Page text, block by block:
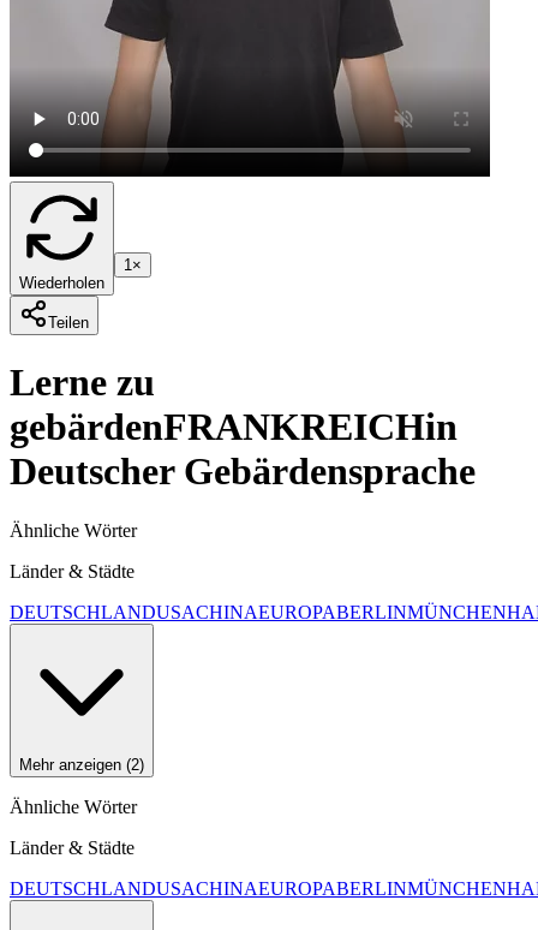
Wiederholen
1×
Teilen
Lerne zu
gebärdenFRANKREICHin
Deutscher Gebärdensprache
Ähnliche Wörter
Länder & Städte
DEUTSCHLANDUSACHINAEUROPABERLINMÜNCHEN
Mehr anzeigen (2)
Ähnliche Wörter
Länder & Städte
DEUTSCHLANDUSACHINAEUROPABERLINMÜNCHEN